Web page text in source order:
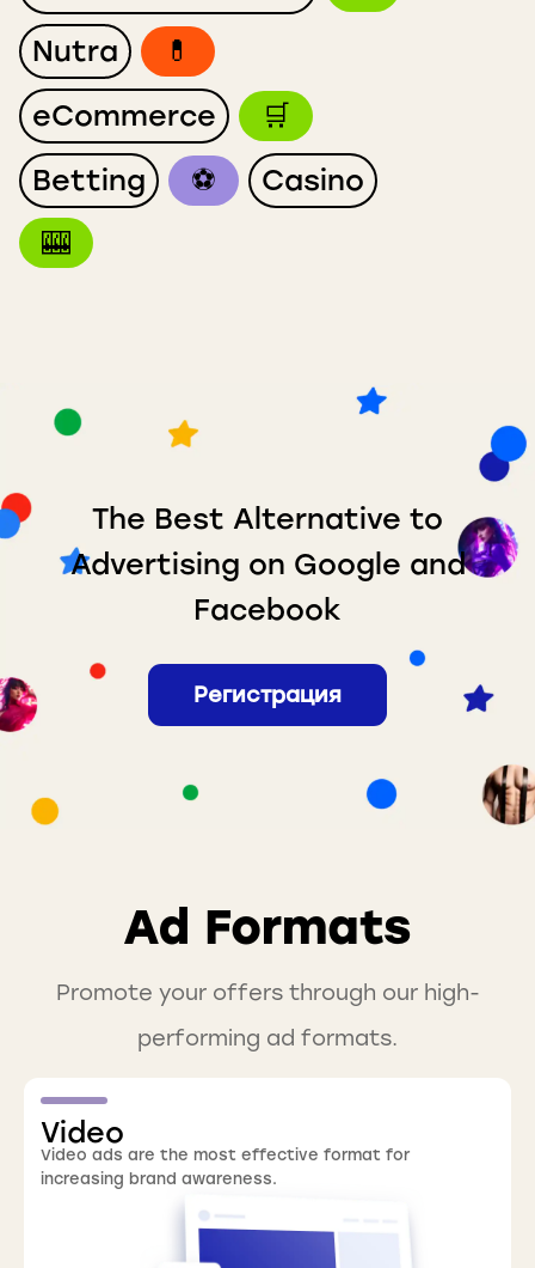
Nutra
💊
eCommerce
🛒
Betting
⚽️
Casino
🎰
The Best Alternative to
Advertising on Google and
Facebook
Регистрация
Ad Formats
Promote your offers through our high-
performing ad formats.
Video
Video ads are the most effective format for
increasing brand awareness.